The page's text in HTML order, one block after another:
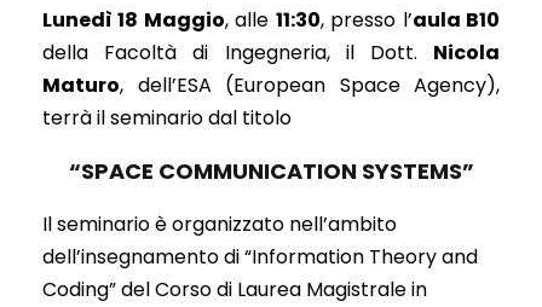
Lunedì 18 Maggio, alle 11:30, presso l’aula B10
della Facoltà di Ingegneria, il Dott. Nicola
Maturo, dell’ESA (European Space Agency),
terrà il seminario dal titolo
“SPACE COMMUNICATION SYSTEMS”
Il seminario è organizzato nell’ambito
dell’insegnamento di “Information Theory and
Coding” del Corso di Laurea Magistrale in